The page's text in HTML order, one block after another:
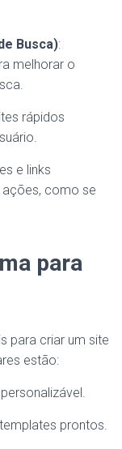
Busca):
melhorar o
rápidos
e links
como se
para
para criar um site
estão:
prontos.